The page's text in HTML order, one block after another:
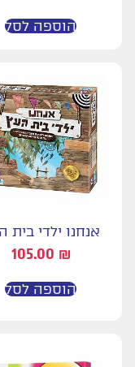
הוספה לסל
אנחנו ילדי בית
105.00 ₪
הוספה לסל